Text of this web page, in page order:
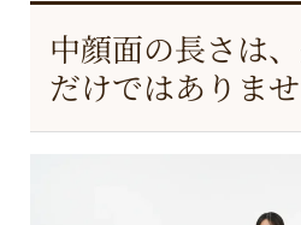
中顔面の長さは
だけではありま